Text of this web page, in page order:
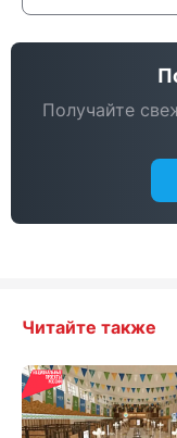
Получайте
Читайте также